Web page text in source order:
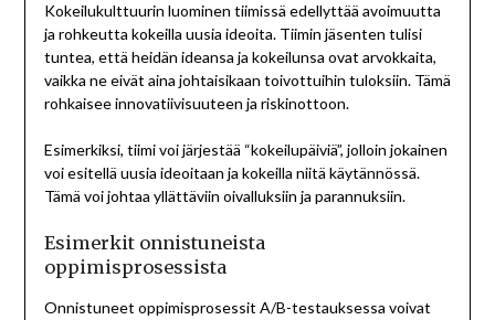
Kokeilukulttuurin luominen tiimissä edellyttää avoimuutta
ja rohkeutta kokeilla uusia ideoita. Tiimin jäsenten tulisi
tuntea, että heidän ideansa ja kokeilunsa ovat arvokkaita,
vaikka ne eivät aina johtaisikaan toivottuihin tuloksiin. Tämä
rohkaisee innovatiivisuuteen ja riskinottoon.
Esimerkiksi, tiimi voi järjestää “kokeilupäiviä”, jolloin jokainen
voi esitellä uusia ideoitaan ja kokeilla niitä käytännössä.
Tämä voi johtaa yllättäviin oivalluksiin ja parannuksiin.
Esimerkit onnistuneista
oppimisprosessista
Onnistuneet oppimisprosessit A/B-testauksessa voivat